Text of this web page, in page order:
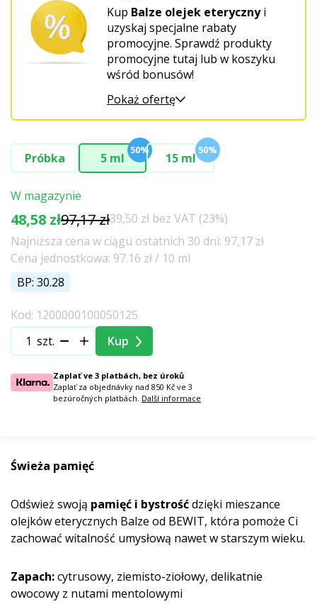
Kup Balze olejek eterycznyi
uzyskaj specjalne rabaty
promocyjne. Sprawdź produkty
promocyjne tutaj lub w koszyku
wśród bonusów!
Pokaż ofertę
Próbka 5 ml
50%
15 ml
50%
W magazynie
48,58 zł97,17 zł39,50 zł bez VAT (23%)
Najniższa cena w ciągu ostatnich 30 dni: 97,17 zł
Cena jednostkowa: 97.16 zł / 10 ml
BP: 30.28
Kod: 1200000100050125
szt.
Kup
Zaplať ve 3 platbách, bez úroků
Zaplať za objednávky nad 850 Kč ve 3
bezúročných platbách. Další informace
Świeża pamięć
Odśwież swoją pamięć i bystrośćdzięki mieszance
olejków eterycznych Balze od BEWIT, która pomoże Ci
zachować witalność umysłową nawet w starszym wieku.
Zapach:cytrusowy, ziemisto-ziołowy, delikatnie
owocowy z nutami mentolowymi